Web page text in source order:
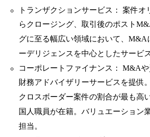
トランザクションサービス： 案件オ
らクロージング、取引後のポスト
グに至る幅広い領域において、M&A
ーデリジェンスを中心としたサービ
コーポレートファイナンス： M&A
財務アドバイザリーサービスを提供
クロスボーダー案件の割合が最も高
国人職員が在籍。バリュエーション
担当。